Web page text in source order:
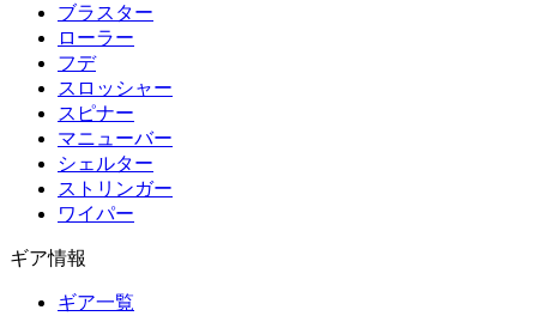
ブラスター
ローラー
フデ
スロッシャー
スピナー
マニューバー
シェルター
ストリンガー
ワイパー
ギア情報
ギア一覧